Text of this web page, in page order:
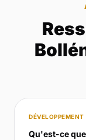
DÉVELOPPEMENT
Qu'est-ce que